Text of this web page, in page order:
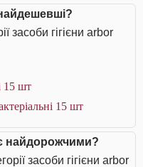
засоби гігієни arbor
15 шт
15 шт
є найдорожчими?
засоби гігієни arbor